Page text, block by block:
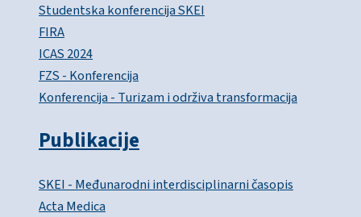
Studentska konferencija SKEI
FIRA
ICAS 2024
FZS - Konferencija
Konferencija - Turizam i održiva transformacija
Publikacije
SKEI - Međunarodni interdisciplinarni časopis
Acta Medica